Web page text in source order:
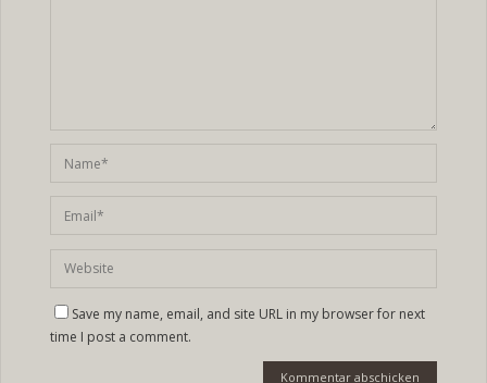
Save my name, email, and site URL in my browser for next
time I post a comment.